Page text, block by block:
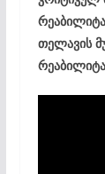
თელავის